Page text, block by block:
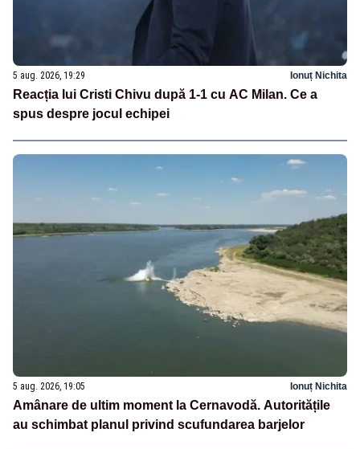
5 aug. 2026, 19:29 Ionuț Nichita
Reacția lui Cristi Chivu după 1-1 cu AC Milan. Ce a
spus despre jocul echipei
5 aug. 2026, 19:05 Ionuț Nichita
Amânare de ultim moment la Cernavodă. Autoritățile
au schimbat planul privind scufundarea barjelor